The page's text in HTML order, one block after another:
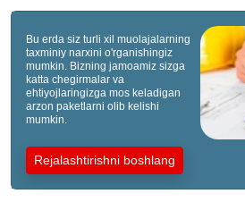
Bu erda siz turli xil muolajalarning
taxminiy narxini o'rganishingiz
mumkin. Bizning jamoamiz sizga
katta chegirmalar va
ehtiyojlaringizga mos keladigan
arzon paketlarni olib kelishi
mumkin.
Rejalashtirishni boshlang